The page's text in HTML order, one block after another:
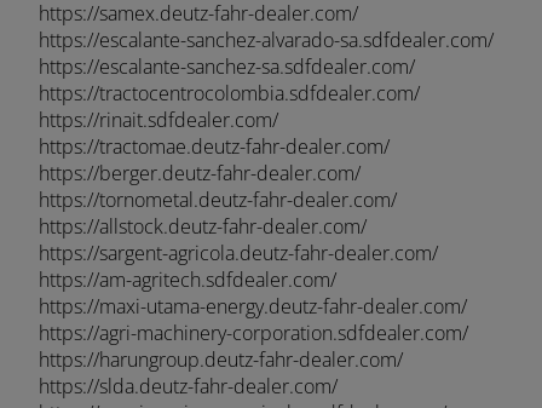
East Asia (English)
EAST AND
Angebot anfordern Für den newsletter anmelden
https://samex.deutz-fahr-dealer.com/
https://escalante-sanchez-alvarado-sa.sdfdealer.com/
https://escalante-sanchez-sa.sdfdealer.com/
https://tractocentrocolombia.sdfdealer.com/
https://rinait.sdfdealer.com/
https://tractomae.deutz-fahr-dealer.com/
https://berger.deutz-fahr-dealer.com/
https://tornometal.deutz-fahr-dealer.com/
https://allstock.deutz-fahr-dealer.com/
https://sargent-agricola.deutz-fahr-dealer.com/
https://am-agritech.sdfdealer.com/
https://maxi-utama-energy.deutz-fahr-dealer.com/
https://agri-machinery-corporation.sdfdealer.com/
https://harungroup.deutz-fahr-dealer.com/
https://slda.deutz-fahr-dealer.com/